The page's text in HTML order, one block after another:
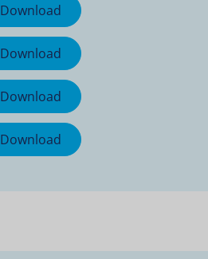
Download
Download
Download
Download